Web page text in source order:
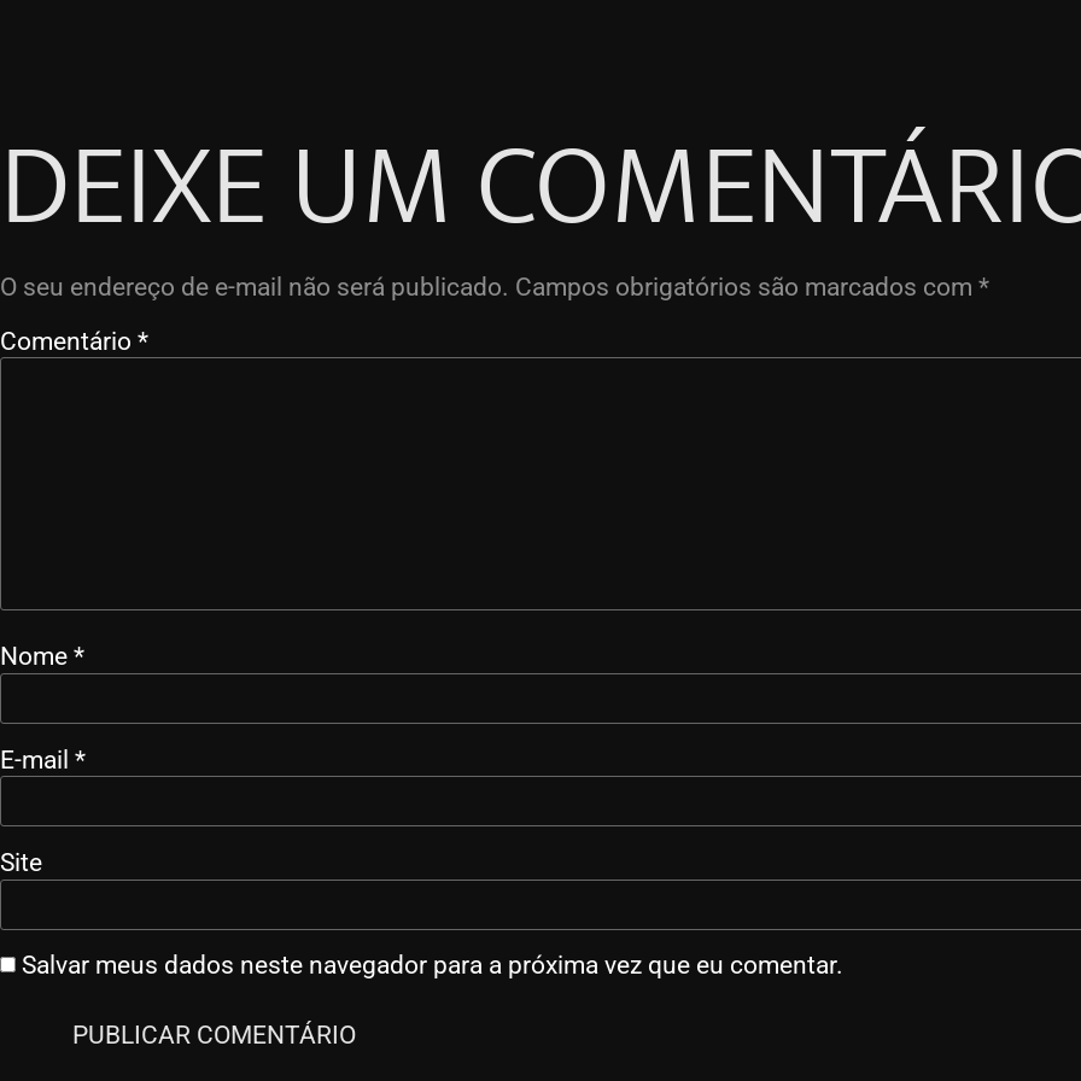
DEIXE UM
O seu endereço de e-mail não será publicado. Campos obrigatórios são marcados com *
Comentário *
Nome *
E-mail *
Site
Salvar meus dados neste navegador para a próxima vez que eu comentar.